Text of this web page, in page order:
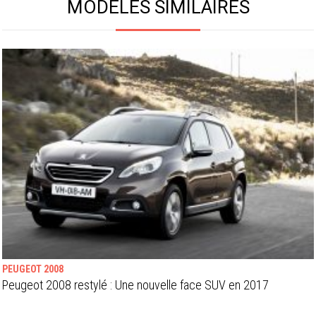
MODÈLES SIMILAIRES
PEUGEOT 2008
Peugeot 2008 restylé : Une nouvelle face SUV en 2017